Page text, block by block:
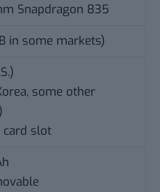
Snapdragon 835
in some markets)
some other
card slot